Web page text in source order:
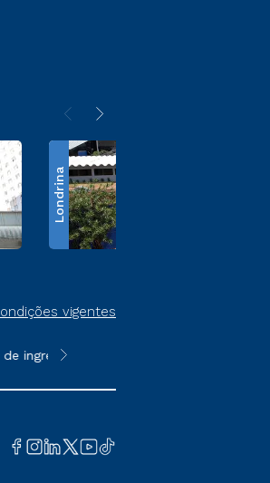
Londrina
vigentes
exceto na prova on-line ou
**Semipresencial é um formato do